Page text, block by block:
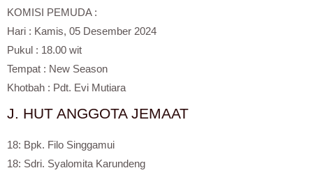
KOMISI PEMUDA :
Hari : Kamis, 05 Desember 2024
Pukul : 18.00 wit
Tempat : New Season
Khotbah : Pdt. Evi Mutiara
J. HUT ANGGOTA JEMAAT
18: Bpk. Filo Singgamui
18: Sdri. Syalomita Karundeng